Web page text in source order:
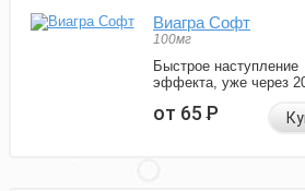
Виагра Софт
100мг
Быстрое наступление
эффекта, уже через
от 65Р